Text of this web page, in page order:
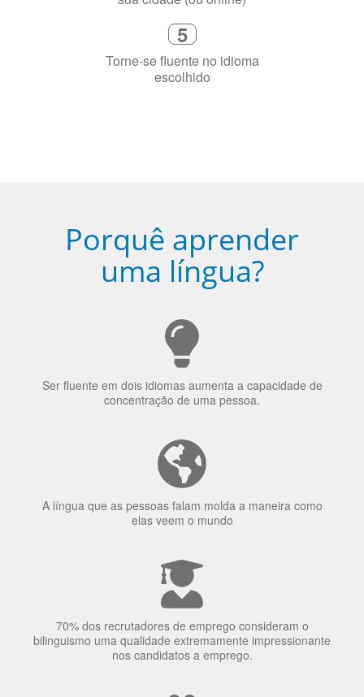
5
Torne-se fluente no idioma
escolhido
Porquê aprender
uma língua?
Ser fluente em dois idiomas aumenta a capacidade de
concentração de uma pessoa.
A língua que as pessoas falam molda a maneira como
elas veem o mundo
70% dos recrutadores de emprego consideram o
bilinguismo uma qualidade extremamente impressionante
nos candidatos a emprego.